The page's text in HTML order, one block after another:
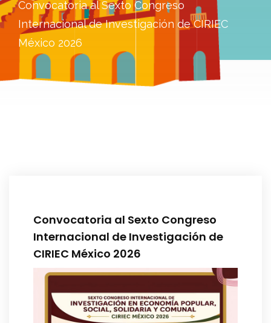
Convocatoria al Sexto Congreso
Internacional de Investigación de CIRIEC
México 2026
Convocatoria al Sexto Congreso
Internacional de Investigación de
CIRIEC México 2026